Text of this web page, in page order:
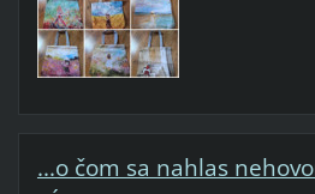
...o čom sa nahlas